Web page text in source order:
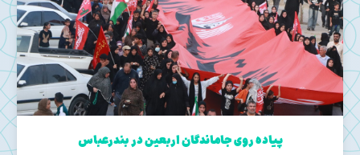
پیاده روی جاماندگان اربعین در بندرعباس